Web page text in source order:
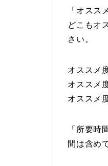
「オスス
どこもオ
さい。
オススメ
オススメ
オススメ
「所要時
間は含め